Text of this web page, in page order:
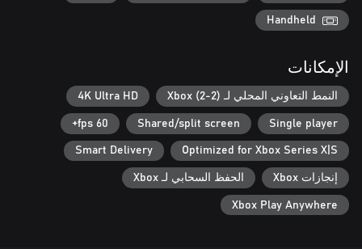
Handheld
الإمكانات
النمط التعاوني المحلي لـ Xbox (2-2) 4K Ultra HD
Single player
Shared/split screen
60 fps+
Optimized for Xbox Series X|S
Smart Delivery
إنجازات Xbox الحفظ السحابي لـ Xbox
Xbox Play Anywhere